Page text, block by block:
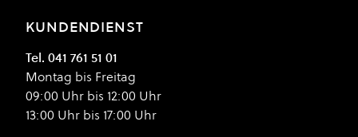
KUNDENDIENST
Tel. 041 761 51 01
Montag bis Freitag
09:00 Uhr bis 12:00 Uhr
13:00 Uhr bis 17:00 Uhr